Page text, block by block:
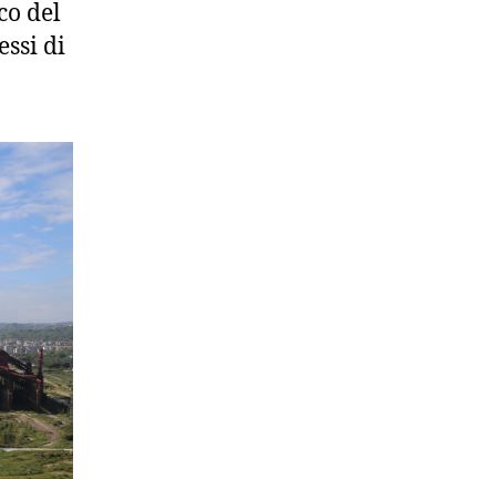
del
di